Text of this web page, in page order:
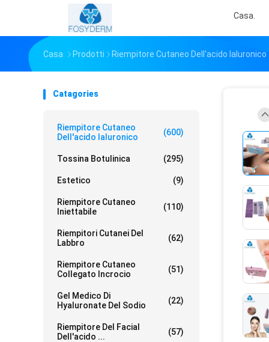
Casa.
Casa Prodotti Riempitore Cutaneo Dell'acido Ialuronico
Catagories
Riempitore Cutaneo
Dell'acido Ialuronico
(600)
Tossina Botulinica (295)
Estetico (9)
Riempitore Cutaneo
Iniettabile
(110)
Riempitori Cutanei Del
Labbro
(62)
Riempitore Cutaneo
Collegato Incrocio
(51)
Gel Medico Di
Hyaluronate Del Sodio
(22)
Riempitore Del Facial
Dell'acido ...
(57)